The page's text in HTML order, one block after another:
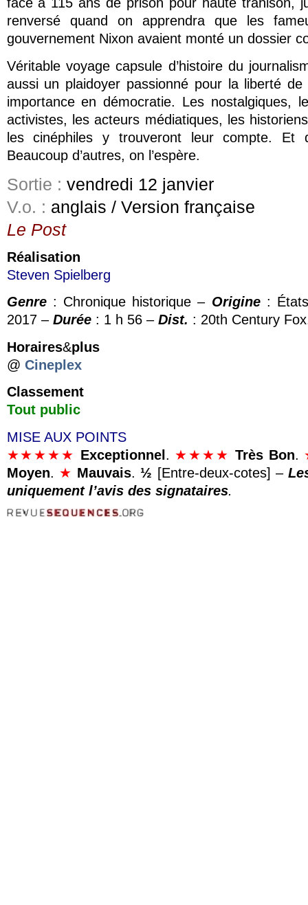
renversé quand on apprendra que les
gouvernement Nixon avaient monté un dossier
Véritable voyage capsule d’histoire du
aussi un plaidoyer passionné pour la liberté
importance en démocratie. Les nostalgiques,
activistes, les acteurs médiatiques, les
les cinéphiles y trouveront leur compte. Et
Beaucoup d’autres, on l’espère.
Sortie : vendredi 12 janvier
V.o. : anglais / Version française
Le Post
Réalisation
Steven Spielberg
Genre: Chronique historique – Origine:
2017 – Durée: 1 h 56 – Dist. : 20th Century
Horaires&plus
@ Cineplex
Classement
Tout public
MISE AUX POINTS
★★★★★ Exceptionnel . ★★★★ Très Bon.
Moyen. ★ Mauvais. ½ [Entre-deux-cotes] –
uniquement l’avis des signataires.